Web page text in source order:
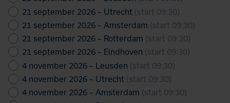
21 september 2026 – Utrecht (start 09:30)
21 september 2026 – Amsterdam (start 09:30)
21 september 2026 – Rotterdam (start 09:30)
21 september 2026 – Eindhoven (start 09:30)
4 november 2026 – Leusden (start 09:30)
4 november 2026 – Utrecht (start 09:30)
4 november 2026 – Amsterdam (start 09:30)